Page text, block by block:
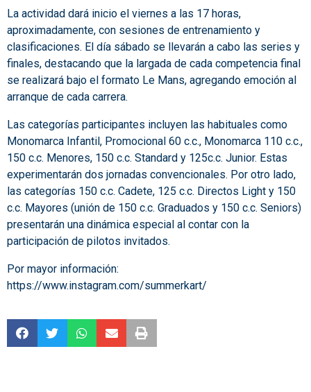
La actividad dará inicio el viernes a las 17 horas,
aproximadamente, con sesiones de entrenamiento y
clasificaciones. El día sábado se llevarán a cabo las series y
finales, destacando que la largada de cada competencia final
se realizará bajo el formato Le Mans, agregando emoción al
arranque de cada carrera.
Las categorías participantes incluyen las habituales como
Monomarca Infantil, Promocional 60 c.c., Monomarca 110 c.c.,
150 c.c. Menores, 150 c.c. Standard y 125c.c. Junior. Estas
experimentarán dos jornadas convencionales. Por otro lado,
las categorías 150 c.c. Cadete, 125 c.c. Directos Light y 150
c.c. Mayores (unión de 150 c.c. Graduados y 150 c.c. Seniors)
presentarán una dinámica especial al contar con la
participación de pilotos invitados.
Por mayor información:
https://www.instagram.com/summerkart/